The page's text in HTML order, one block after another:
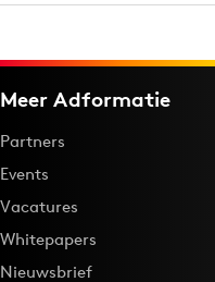
Meer Adformatie
Partners
Events
Vacatures
Whitepapers
Nieuwsbrief